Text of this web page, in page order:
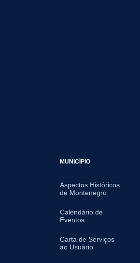
MUNICÍPIO
Aspectos Históricos
de Montenegro
Calendário de
Eventos
Carta de Serviços
ao Usuário